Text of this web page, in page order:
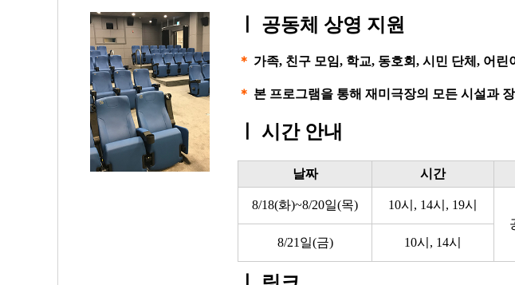
공동체 상영 지원
＊ 가족, 친구 모임, 학교, 동호회, 시민 단체, 어
＊ 본 프로그램을 통해 재미극장의 모든 시설과
시간 안내
날짜 시간
8/18(화)~8/20일(목)
10시, 14시, 19시
8/21일(금)
10시, 14시